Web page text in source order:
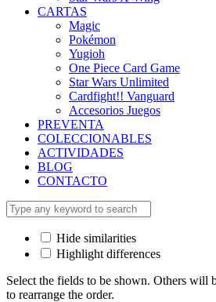
CARTAS
Magic
Pokémon
Yugioh
One Piece Card Game
Star Wars Unlimited
Cardfight!! Vanguard
Accesorios Juegos
PREVENTA
COLECCIONABLES
ACTIVIDADES
BLOG
CONTACTO
Hide similarities
Highlight differences
Select the fields to be shown. Others will
to rearrange the order.